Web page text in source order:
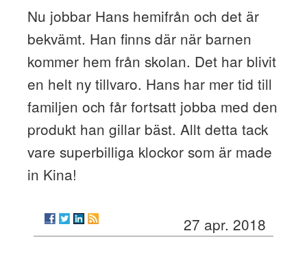
Nu jobbar Hans hemifrån och det är
bekvämt. Han finns där när barnen
kommer hem från skolan. Det har blivit
en helt ny tillvaro. Hans har mer tid till
familjen och får fortsatt jobba med den
produkt han gillar bäst. Allt detta tack
vare superbilliga klockor som är made
in Kina!
27 apr. 2018